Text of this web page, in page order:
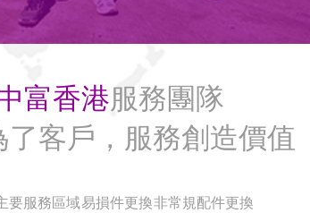
值
富香港服務團隊
了客戶，服務創造價值
要服務區域易損件更換非常規配件更換
三一重卡